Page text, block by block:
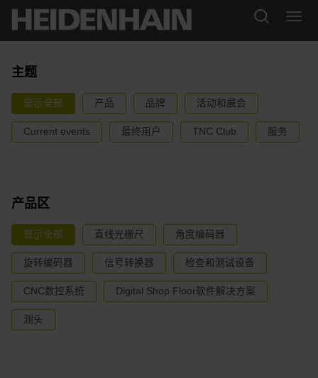
主题
显示全部 产品 品牌 活动和展会
Current events 最终用户 TNC Club 服务
产品区
显示全部 直线光栅尺 角度编码器
旋转编码器 信号转换器 检查和测试设备
CNC数控系统 Digital Shop Floor软件解决方案
测头